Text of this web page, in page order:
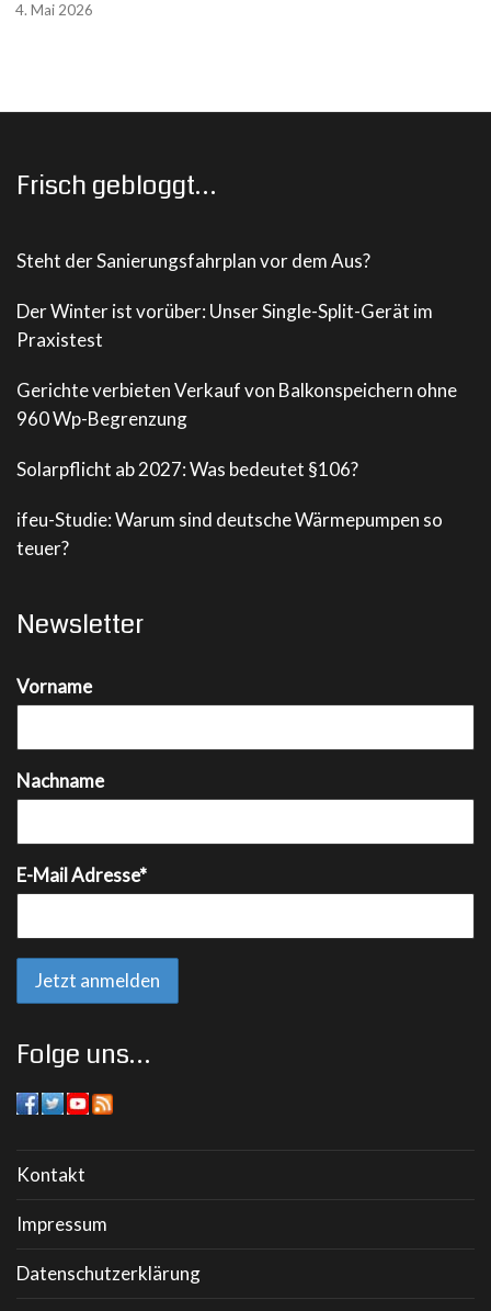
4. Mai 2026
Frisch gebloggt…
Steht der Sanierungsfahrplan vor dem Aus?
Der Winter ist vorüber: Unser Single-Split-Gerät im
Praxistest
Gerichte verbieten Verkauf von Balkonspeichern ohne
960 Wp-Begrenzung
Solarpflicht ab 2027: Was bedeutet §106?
ifeu-Studie: Warum sind deutsche Wärmepumpen so
teuer?
Newsletter
Vorname
Nachname
E-Mail Adresse*
Folge uns…
Kontakt
Impressum
Datenschutzerklärung